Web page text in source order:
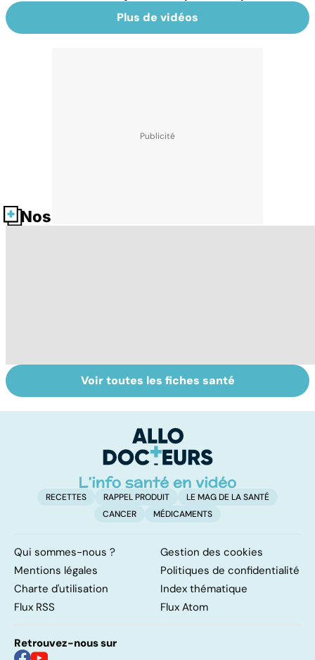
Plus de vidéos
Nos fiches santé
Tout savoir sur
les infections
Inflammation des
amygdales : que
d'angine ?
Voir toutes les fiches santé
RECETTES RAPPEL PRODUIT
LE MAG DE LA SANTÉ
CANCER
MÉDICAMENTS
Qui sommes-nous ?
Gestion des cookies
Mentions légales
Politiques de confidentialité
Charte d'utilisation
Index thématique
Flux RSS
Flux Atom
Retrouvez-nous sur